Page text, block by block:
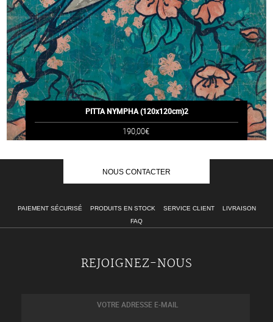
PITTA NYMPHA (120x120cm)2
190,00€
NOUS CONTACTER
PAIEMENT SÉCURISÉ PRODUITS EN STOCK SERVICE CLIENT
LIVRAISON
FAQ
REJOIGNEZ-NOUS